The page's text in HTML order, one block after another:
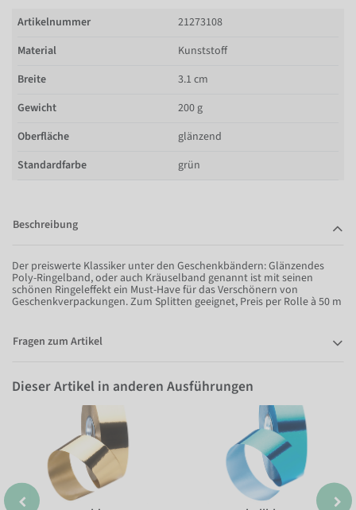
Artikelnummer
21273108
Material
Kunststoff
Breite
3.1 cm
Gewicht
200 g
Oberfläche
glänzend
Standardfarbe
grün
Beschreibung
Der preiswerte Klassiker unter den Geschenkbändern: Glänzendes
Poly-Ringelband, oder auch Kräuselband genannt ist mit seinen
schönen Ringeleffekt ein Must-Have für das Verschönern von
Geschenkverpackungen. Zum Splitten geeignet, Preis per Rolle à 50 m
Fragen zum Artikel
Dieser Artikel in anderen Ausführungen